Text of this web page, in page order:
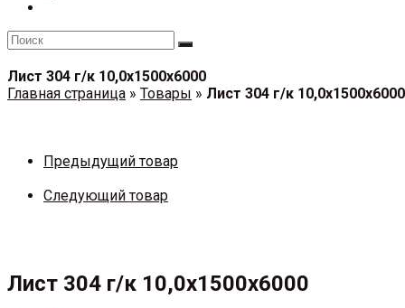
Лист 304 г/к 10,0х1500х6000
Главная страница » Товары » Лист 304 г/к 10,0х1500х6000
Предыдущий товар
Следующий товар
Лист 304 г/к 10,0х1500х6000